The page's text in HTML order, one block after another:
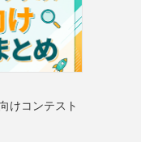
けコンテスト